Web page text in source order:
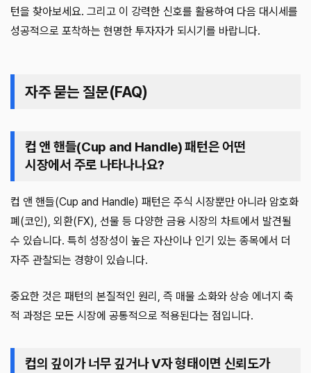
턴을 찾아보세요. 그리고 이 강력한 신호를 활용하여 다음 대시세를
성공적으로 포착하는 현명한 투자자가 되시기를 바랍니다.
자주 묻는 질문(FAQ)
컵 앤 핸들(Cup and Handle) 패턴은 어떤
시장에서 주로 나타나나요?
컵 앤 핸들(Cup and Handle) 패턴은 주식 시장뿐만 아니라 암호화
폐(코인), 외환(FX), 선물 등 다양한 금융 시장의 차트에서 발견될
수 있습니다. 특히 성장성이 높은 자산이나 인기 있는 종목에서 더
자주 관찰되는 경향이 있습니다.
중요한 것은 패턴의 본질적인 원리, 즉 매물 소화와 상승 에너지 축
적 과정은 모든 시장에 공통적으로 적용된다는 점입니다.
컵의 깊이가 너무 깊거나 V자 형태이면 신뢰도가